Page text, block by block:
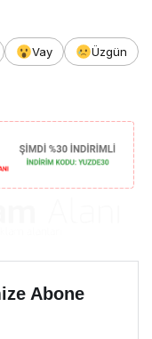
Vay
Üzgün
Abone